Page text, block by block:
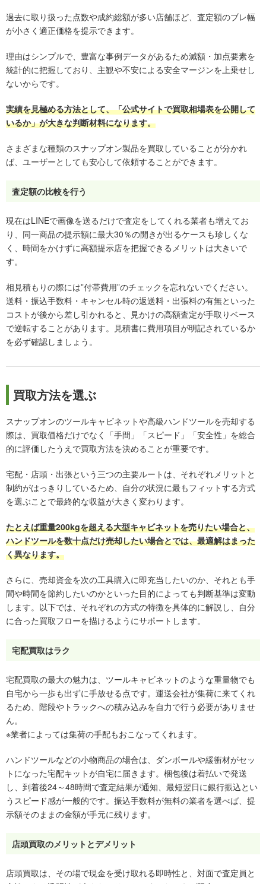
過去に取り扱った点数や成約総額が多い店舗ほど、査定額のブレ幅
が小さく適正価格を提示できます。
理由はシンプルで、豊富な事例データがあるため減額・加点要素を
統計的に把握しており、主観や不安による安全マージンを上乗せし
ないからです。
実績を見極める方法として、「公式サイトで買取相場表を公開して
いるか」が大きな判断材料になります。
さまざまな種類のスナップオン製品を買取していることが分かれ
ば、ユーザーとしても安心して依頼することができます。
査定額の比較を行う
現在はLINEで画像を送るだけで査定をしてくれる業者も増えてお
り、同一商品の提示額に最大30％の開きが出るケースも珍しくな
く、時間をかけずに高額提示店を把握できるメリットは大きいで
す。
相見積もりの際には”付帯費用”のチェックを忘れないでください。
送料・振込手数料・キャンセル時の返送料・出張料の有無といった
コストが後から差し引かれると、見かけの高額査定が手取りベース
で逆転することがあります。見積書に費用項目が明記されているか
を必ず確認しましょう。
買取方法を選ぶ
スナップオンのツールキャビネットや高級ハンドツールを売却する
際は、買取価格だけでなく「手間」「スピード」「安全性」を総合
的に評価したうえで買取方法を決めることが重要です。
宅配・店頭・出張という三つの主要ルートは、それぞれメリットと
制約がはっきりしているため、自分の状況に最もフィットする方式
を選ぶことで最終的な収益が大きく変わります。
たとえば重量200kgを超える大型キャビネットを売りたい場合と、
ハンドツールを数十点だけ売却したい場合とでは、最適解はまった
く異なります。
さらに、売却資金を次の工具購入に即充当したいのか、それとも手
間や時間を節約したいのかといった目的によっても判断基準は変動
します。以下では、それぞれの方式の特徴を具体的に解説し、自分
に合った買取フローを描けるようにサポートします。
宅配買取はラク
宅配買取の最大の魅力は、ツールキャビネットのような重量物でも
自宅から一歩も出ずに手放せる点です。運送会社が集荷に来てくれ
るため、階段やトラックへの積み込みを自力で行う必要がありませ
ん。
※業者によっては集荷の手配もおこなってくれます。
ハンドツールなどの小物商品の場合は、ダンボールや緩衝材がセッ
トになった宅配キットが自宅に届きます。梱包後は着払いで発送
し、到着後24～48時間で査定結果が通知、最短翌日に銀行振込とい
うスピード感が一般的です。振込手数料が無料の業者を選べば、提
示額そのままの金額が手元に残ります。
店頭買取のメリットとデメリット
店頭買取は、その場で現金を受け取れる即時性と、対面で査定員と